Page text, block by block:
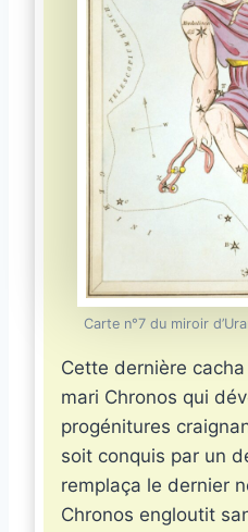
Carte n°7 du miroir
Cette dernière
mari Chronos qui
progénitures
soit conquis par un
remplaça le dernier
Chronos engloutit